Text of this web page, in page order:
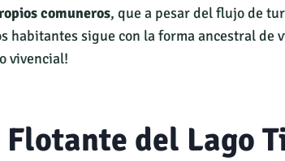
comuneros, que a pesar del flujo de
habitantes sigue con la forma ancestral de
vivencial!
del Lago